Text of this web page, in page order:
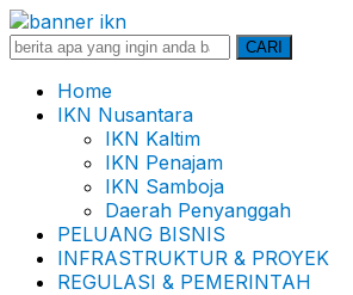
Search
CARI
Home
IKN Nusantara
IKN Kaltim
IKN Penajam
IKN Samboja
Daerah Penyanggah
PELUANG BISNIS
INFRASTRUKTUR & PROYEK
REGULASI & PEMERINTAH